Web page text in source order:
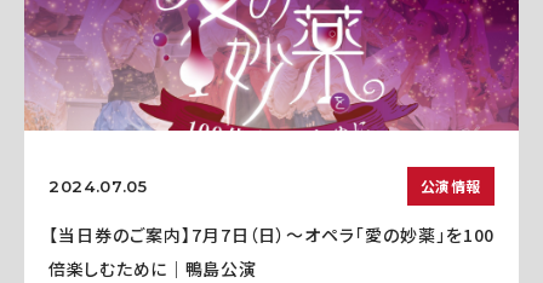
2024.07.05 公演情報
【当日券のご案内】7月7日（日）～オペラ「愛の妙薬」を100
倍楽しむために｜鴨島公演